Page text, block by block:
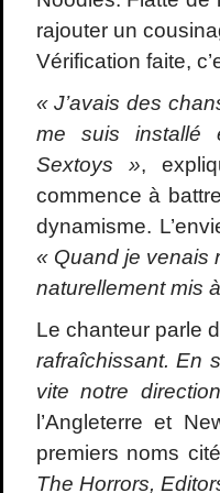
rajouter un
Vérification faite,
« J’avais des
me suis installé
Sextoys »,
commence à
dynamisme.
« Quand je venais
naturellement mis
Le chanteur parle
rafraîchissant. En
vite notre
l’Angleterre et
premiers noms
The Horrors,